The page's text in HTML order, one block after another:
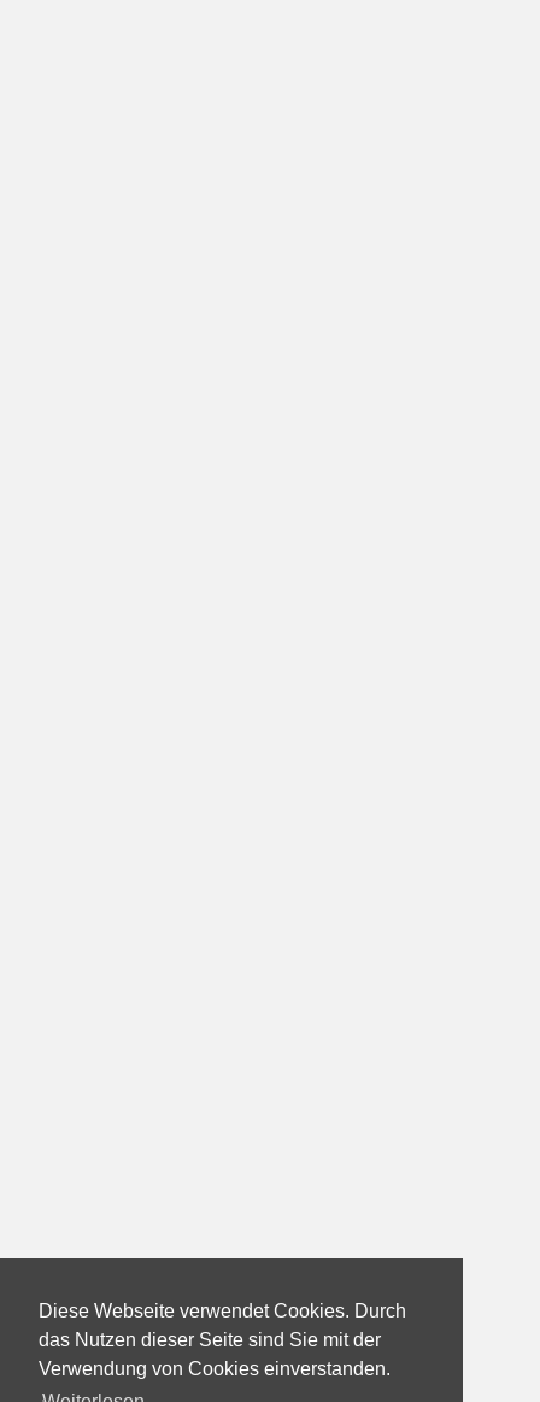
Diese Webseite verwendet Cookies. Durch
das Nutzen dieser Seite sind Sie mit der
Verwendung von Cookies einverstanden.